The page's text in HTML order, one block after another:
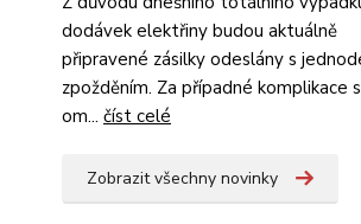
dodávek elektřiny budou aktuálně
připravené zásilky odeslány s
zpožděním. Za případné komplikace
om... číst celé
Zobrazit všechny novinky